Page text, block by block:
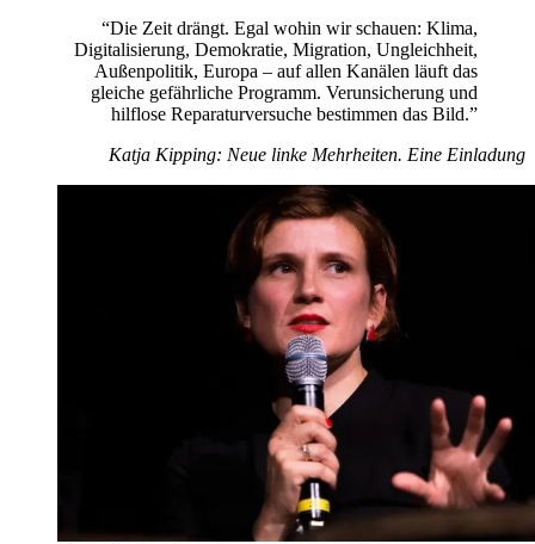
“Die Zeit drängt. Egal wohin wir schauen: Klima,
Digitalisierung, Demokratie, Migration, Ungleichheit,
Außenpolitik, Europa – auf allen Kanälen läuft das
gleiche gefährliche Programm. Verunsicherung und
hilflose Reparaturversuche bestimmen das Bild.”
Katja Kipping: Neue linke Mehrheiten. Eine Einladung